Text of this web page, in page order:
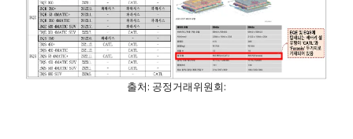
출처: 공정거래위원회: